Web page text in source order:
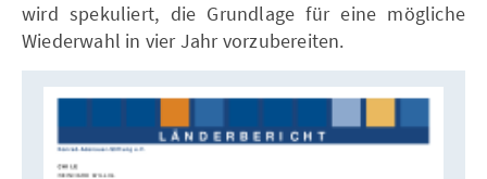
wird spekuliert, die Grundlage für eine mögliche
Wiederwahl in vier Jahr vorzubereiten.